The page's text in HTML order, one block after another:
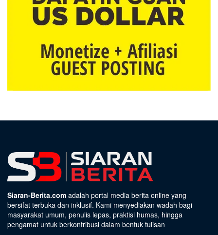
Siaran-Berita.com adalah portal media berita online yang
bersifat terbuka dan inklusif. Kami menyediakan wadah bagi
masyarakat umum, penulis lepas, praktisi humas, hingga
pengamat untuk berkontribusi dalam bentuk tulisan